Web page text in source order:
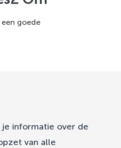
goede
informatie over de
van alle